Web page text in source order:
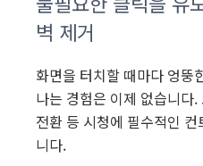
벽 제거
화면을 터치할 때마다 엉뚱
나는 경험은 이제 없습니다
전환 등 시청에 필수적인
니다.